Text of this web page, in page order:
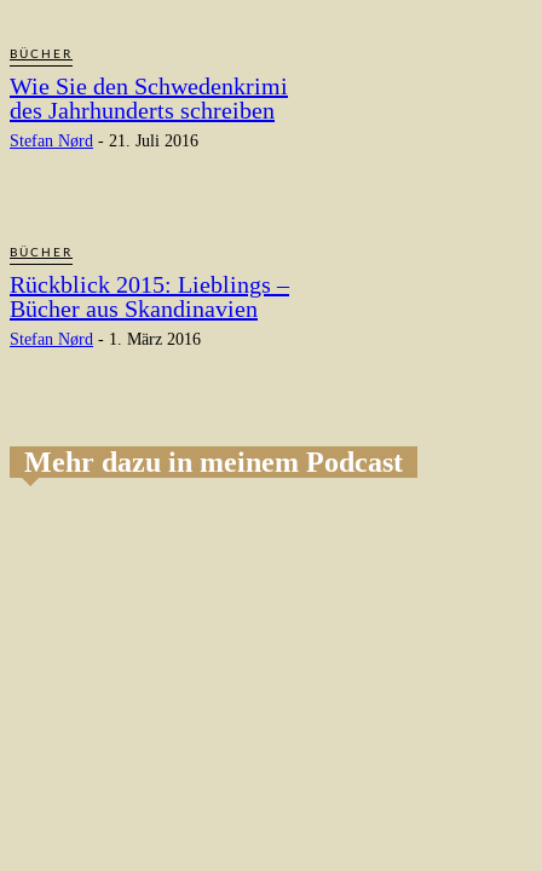
BÜCHER
Wie Sie den Schwedenkrimi
des Jahrhunderts schreiben
Stefan Nørd - 21. Juli 2016
BÜCHER
Rückblick 2015: Lieblings –
Bücher aus Skandinavien
Stefan Nørd - 1. März 2016
Mehr dazu in meinem Podcast